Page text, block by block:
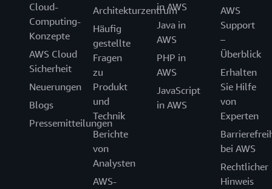
Cloud-
Computing-
Konzepte
AWS Cloud
Sicherheit
Neuerungen
Blogs
Pressemitteilungen
Architekturzentrum
Häufig
gestellte
Fragen
zu
Produkt
und
Technik
Berichte
von
Analysten
AWS-
in AWS
Java in
AWS
PHP in
AWS
JavaScript
in AWS
AWS
Support
–
Überblick
Erhalten
Sie Hilfe
von
Experten
bei AWS
Rechtlicher
Hinweis